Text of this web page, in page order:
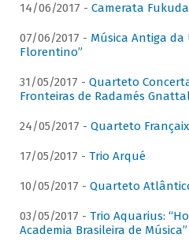
14/06/2017 - Camerata
07/06/2017 - Música Antiga da
Florentino”
31/05/2017 - Quarteto
Fronteiras de Radamés
24/05/2017 - Quarteto Françaix
17/05/2017 - Trio Arqué
10/05/2017 - Quarteto
03/05/2017 - Trio Aquarius:
Academia Brasileira de Música”